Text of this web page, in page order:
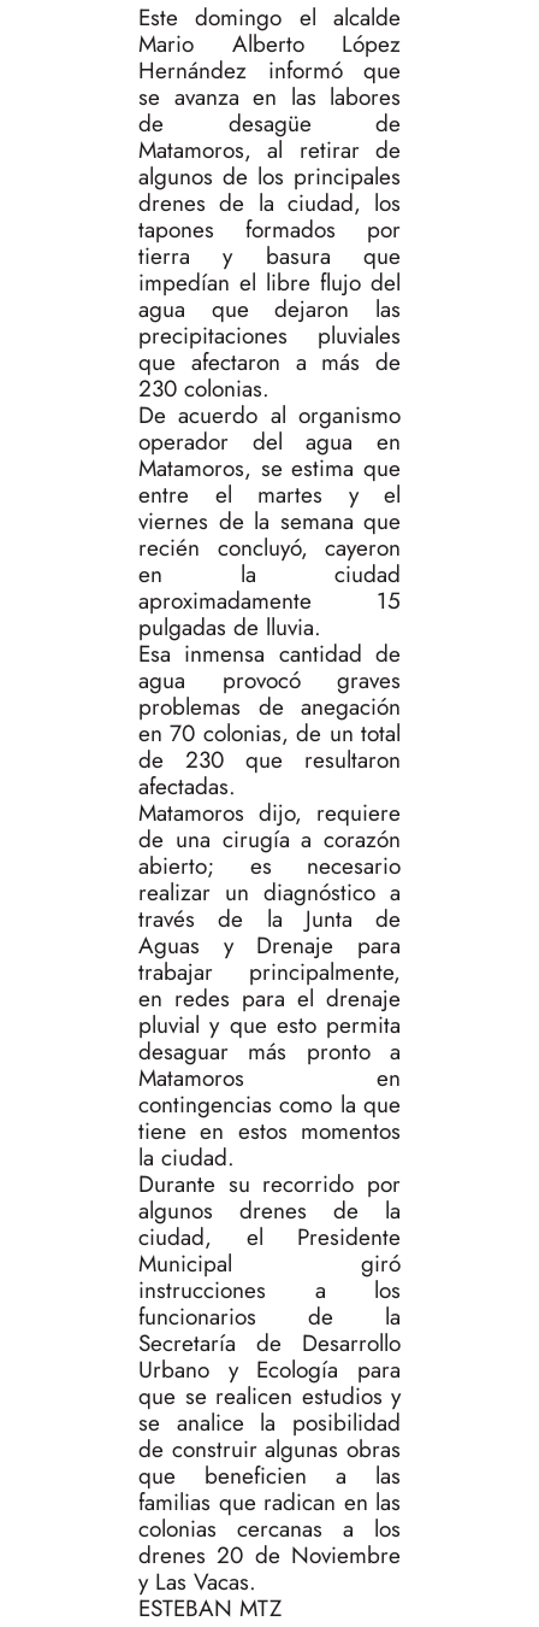
Este domingo el alcalde
Mario Alberto López
Hernández informó que
se avanza en las labores
de desagüe de
Matamoros, al retirar de
algunos de los principales
drenes de la ciudad, los
tapones formados por
tierra y basura que
impedían el libre flujo del
agua que dejaron las
precipitaciones pluviales
que afectaron a más de
230 colonias.
De acuerdo al organismo
operador del agua en
Matamoros, se estima que
entre el martes y el
viernes de la semana que
recién concluyó, cayeron
en la ciudad
aproximadamente 15
pulgadas de lluvia.
Esa inmensa cantidad de
agua provocó graves
problemas de anegación
en 70 colonias, de un total
de 230 que resultaron
afectadas.
Matamoros dijo, requiere
de una cirugía a corazón
abierto; es necesario
realizar un diagnóstico a
través de la Junta de
Aguas y Drenaje para
trabajar principalmente,
en redes para el drenaje
pluvial y que esto permita
desaguar más pronto a
Matamoros en
contingencias como la que
tiene en estos momentos
la ciudad.
Durante su recorrido por
algunos drenes de la
ciudad, el Presidente
Municipal giró
instrucciones a los
funcionarios de la
Secretaría de Desarrollo
Urbano y Ecología para
que se realicen estudios y
se analice la posibilidad
de construir algunas obras
que beneficien a las
familias que radican en las
colonias cercanas a los
drenes 20 de Noviembre
y Las Vacas.
ESTEBAN MTZ